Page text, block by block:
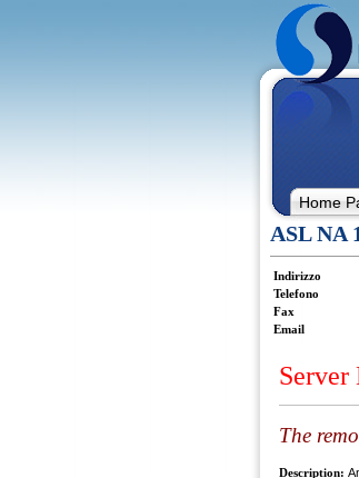
Home
ASL NA
Indirizzo
Telefono
Fax
Email